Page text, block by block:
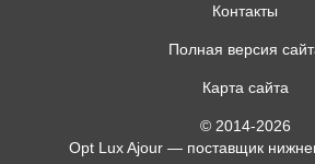
Контакты
Полная версия
Карта сайта
© 2014-2026
Opt Lux Ajour — поставщик